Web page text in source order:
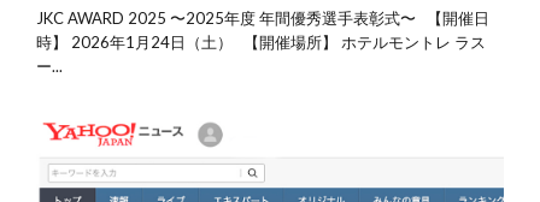
JKC AWARD 2025 〜2025年度 年間優秀選手表彰式〜 【開催日
時】 2026年1月24日（土） 【開催場所】 ホテルモントレ ラス
ー...